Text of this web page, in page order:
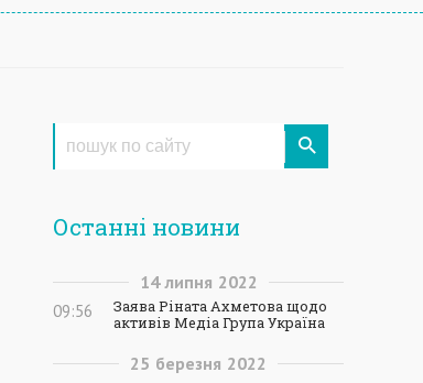
Останні новини
14 липня 2022
09:56
Заява Ріната Ахметова щодо
активів Медіа Група Україна
25 березня 2022